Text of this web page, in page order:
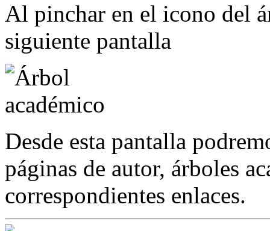
Al pinchar en el icono del
siguiente pantalla
Desde esta pantalla
páginas de autor, árboles
correspondientes enlaces.